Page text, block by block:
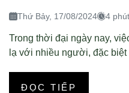
Thứ Bảy, 17/08/2024 4
Trong thời đại ngày nay,
lạ với nhiều người, đặc
ĐỌC TIẾP